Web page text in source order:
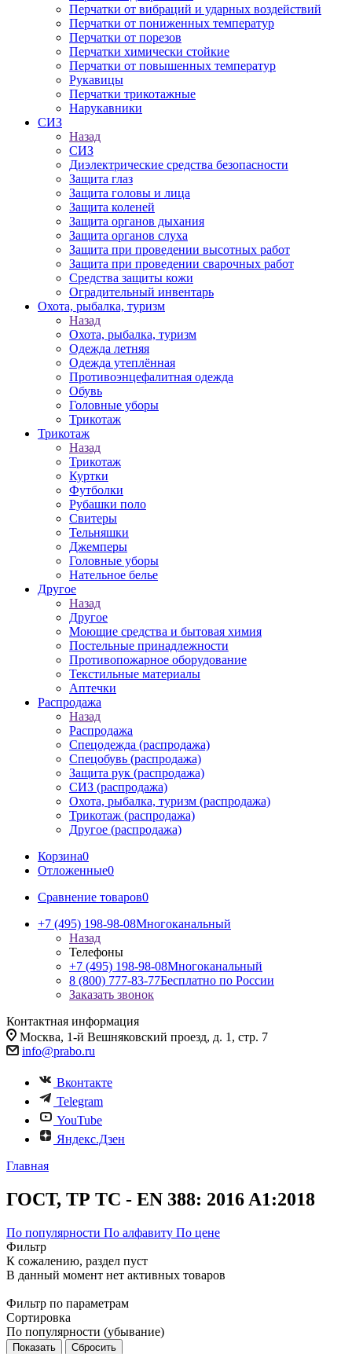
Перчатки от вибраций и ударных воздействий
Перчатки от пониженных температур
Перчатки от порезов
Перчатки химически стойкие
Перчатки от повышенных температур
Рукавицы
Перчатки трикотажные
Нарукавники
СИЗ
Назад
СИЗ
Диэлектрические средства безопасности
Защита глаз
Защита головы и лица
Защита коленей
Защита органов дыхания
Защита органов слуха
Защита при проведении высотных работ
Защита при проведении сварочных работ
Средства защиты кожи
Оградительный инвентарь
Охота, рыбалка, туризм
Назад
Охота, рыбалка, туризм
Одежда летняя
Одежда утеплённая
Противоэнцефалитная одежда
Обувь
Головные уборы
Трикотаж
Трикотаж
Назад
Трикотаж
Куртки
Футболки
Рубашки поло
Свитеры
Тельняшки
Джемперы
Головные уборы
Нательное белье
Другое
Назад
Другое
Моющие средства и бытовая химия
Постельные принадлежности
Противопожарное оборудование
Текстильные материалы
Аптечки
Распродажа
Назад
Распродажа
Спецодежда (распродажа)
Спецобувь (распродажа)
Защита рук (распродажа)
СИЗ (распродажа)
Охота, рыбалка, туризм (распродажа)
Трикотаж (распродажа)
Другое (распродажа)
Корзина0
Отложенные0
Сравнение товаров0
+7 (495) 198-98-08Многоканальный
Назад
Телефоны
+7 (495) 198-98-08Многоканальный
8 (800) 777-83-77Бесплатно по России
Заказать звонок
Контактная информация
Москва, 1-й Вешняковский проезд, д. 1, стр. 7
info@prabo.ru
Вконтакте
Telegram
YouTube
Яндекс.Дзен
Главная
ГОСТ, ТР ТС - EN 388: 2016 A1:2018
По популярности По алфавиту По цене
Фильтр
К сожалению, раздел пуст
В данный момент нет активных товаров
Фильтр по параметрам
Сортировка
По популярности (убывание)
Сбросить